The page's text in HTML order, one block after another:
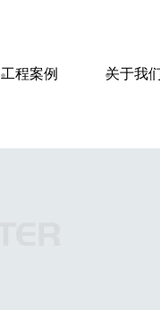
工程案例 关于我